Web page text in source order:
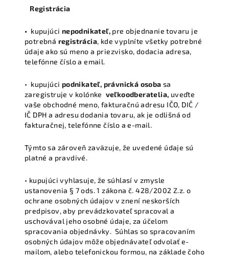
Registrácia
• kupujúci nepodnikateľ, pre objednanie tovaru je
potrebná registrácia, kde vyplníte všetky potrebné
údaje ako sú meno a priezvisko, dodacia adresa,
telefónne číslo a email.
• kupujúci podnikateľ, právnická osoba sa
zaregistruje v kolónke veľkoodberatelia, uveďte
vaše obchodné meno, fakturačnú adresu IČO, DIČ /
IČ DPH a adresu dodania tovaru, ak je odlišná od
fakturačnej, telefónne číslo a e-mail.
Týmto sa zároveň zaväzuje, že uvedené údaje sú
platné a pravdivé.
• kupujúci vyhlasuje, že súhlasí v zmysle
ustanovenia § 7 ods. 1 zákona č. 428/2002 Z.z. o
ochrane osobných údajov v znení neskorších
predpisov, aby prevádzkovateľ spracoval a
uschovával jeho osobné údaje, za účelom
spracovania objednávky. Súhlas so spracovaním
osobných údajov môže objednávateľ odvolať e-
mailom, alebo telefonickou formou, na základe čoho